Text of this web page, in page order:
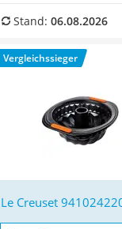
Tierhaarstaubsauger
Nespresso-Maschine
Messerschärfer
möglich, ja.
Unterschiede der
Bräunung,
Gugelhupfform
Ihren Favoriten!
besonders das
Stand: 06.08.2026
Vergleichssieger
Le Creuset